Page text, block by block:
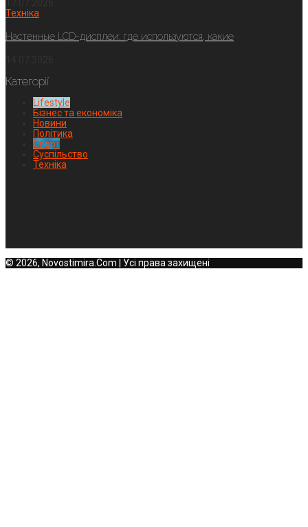
Техніка
Настенные LCD-дисплеи: где используются, какие
Категорії
Lifestyle
Бізнес та економіка
Новини
Політика
Спорт
Суспільство
Техніка
© 2026, Novostimira.Com | Усі права захищені